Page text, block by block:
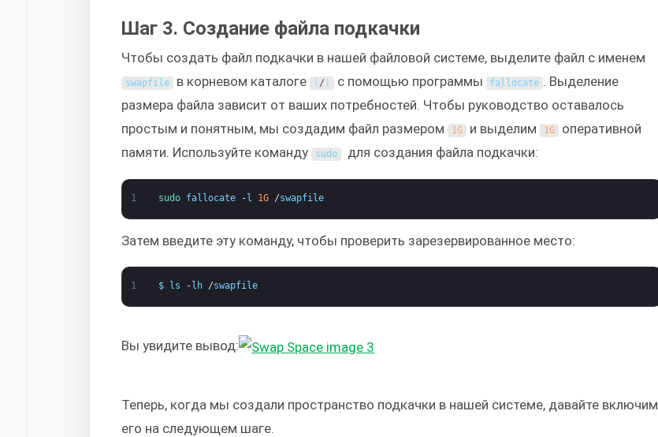
Шаг 3. Создание файла подкачки
Чтобы создать файл подкачки в нашей файловой системе, выделите файл с именем
swapfile в корневом каталоге ( / ) с помощью программы fallocate . Выделение
размера файла зависит от ваших потребностей. Чтобы руководство оставалось
простым и понятным, мы создадим файл размером 1G и выделим 1G оперативной
памяти. Используйте команду sudo для создания файла подкачки:
1 sudo fallocate -l 1G /swapfile
Затем введите эту команду, чтобы проверить зарезервированное место:
1 $ ls - lh /swapfile
Вы увидите вывод:
Теперь, когда мы создали пространство подкачки в нашей системе, давайте включим
его на следующем шаге.